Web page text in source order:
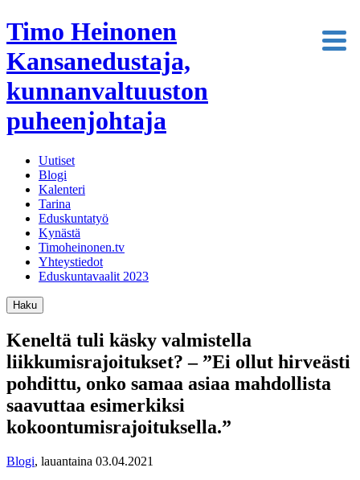
Timo Heinonen
Kansanedustaja,
kunnanvaltuuston
puheenjohtaja
Uutiset
Blogi
Kalenteri
Tarina
Eduskuntatyö
Kynästä
Timoheinonen.tv
Yhteystiedot
Eduskuntavaalit 2023
Haku
Keneltä tuli käsky valmistella
liikkumisrajoitukset? – ”Ei ollut hirveästi
pohdittu, onko samaa asiaa mahdollista
saavuttaa esimerkiksi
kokoontumisrajoituksella.”
Blogi, lauantaina 03.04.2021